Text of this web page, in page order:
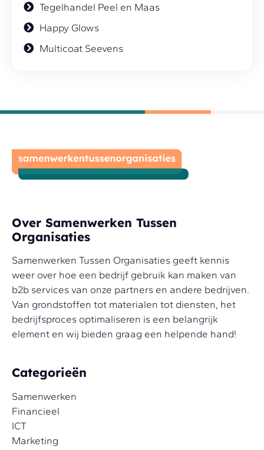
Tegelhandel Peel en Maas
Happy Glows
Multicoat Seevens
Over Samenwerken Tussen
Organisaties
Samenwerken Tussen Organisaties geeft kennis
weer over hoe een bedrijf gebruik kan maken van
b2b services van onze partners en andere bedrijven.
Van grondstoffen tot materialen tot diensten, het
bedrijfsproces optimaliseren is een belangrijk
element en wij bieden graag een helpende hand!
Categorieën
Samenwerken
Financieel
ICT
Marketing